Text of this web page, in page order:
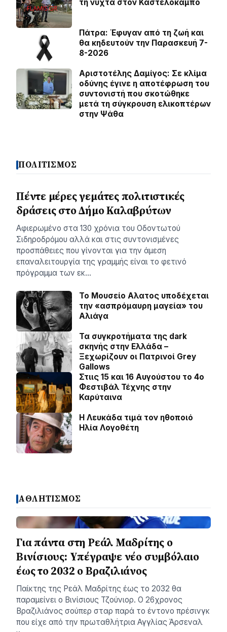
τη νύχτα στον Καστελόκαμπο
Πάτρα: Έφυγαν από τη ζωή και
θα κηδευτούν την Παρασκευή 7-
8-2026
Αριστοτέλης Δαμίγος: Σε κλίμα
οδύνης έγινε η αποτέφρωση του
συντονιστή που σκοτώθηκε
μετά τη σύγκρουση ελικοπτέρων
στην Ψάθα
ΠΟΛΙΤΙΣΜΟΣ
Πέντε μέρες γεμάτες πολιτιστικές
δράσεις στο Δήμο Καλαβρύτων
Αφιερωμένο στα 130 χρόνια του Οδοντωτού
Σιδηροδρόμου αλλά και στις συντονισμένες
προσπάθειες που γίνονται για την άμεση
επαναλειτουργία της γραμμής είναι το φετινό
πρόγραμμα των εκ…
Το Μουσείο Αλατος υποδέχεται
την «ασπρόμαυρη μαγεία» του
Αλιάγα
Τα συγκροτήματα της dark
σκηνής στην Ελλάδα –
Ξεχωρίζουν οι Πατρινοί Grey
Gallows
Στιις 15 και 16 Αυγούστου το 4ο
Φεστιβάλ Τέχνης στην
Καρύταινα
Η Λευκάδα τιμά τον ηθοποιό
Ηλία Λογοθέτη
ΑΘΛΗΤΙΣΜΟΣ
Για πάντα στη Ρεάλ Μαδρίτης ο
Βινίσιους: Yπέγραψε νέο συμβόλαιο
έως το 2032 ο Βραζιλιάνος
Παίκτης της Ρεάλ Μαδρίτης έως το 2032 θα
παραμείνει ο Βινίσιους Τζούνιορ. Ο 26χρονος
Βραζιλιάνος σούπερ σταρ παρά το έντονο πρέσινγκ
που είχε από την πρωταθλήτρια Αγγλίας Άρσεναλ